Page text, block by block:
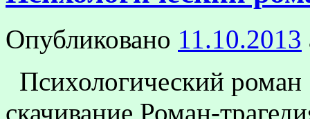
Опубликовано 11.10.2013
Психологический
скачивание Роман-